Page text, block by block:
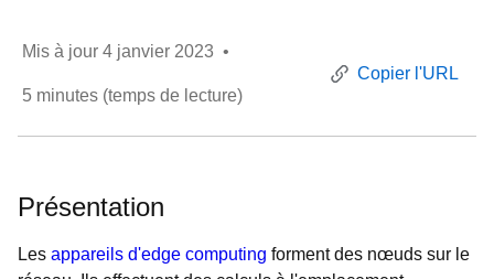
Mis à jour 4 janvier 2023 •
5 minutes (temps de lecture)
Copier l'URL
Présentation
Les appareils d'edge computing forment des nœuds sur le